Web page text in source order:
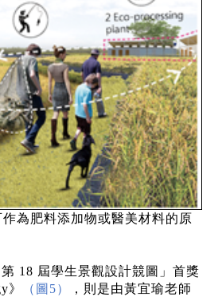
為肥料添加物或醫美材料的原
18 屆學生景觀設計競圖」首獎
》
（圖5）
，則是由黃宜瑜老師